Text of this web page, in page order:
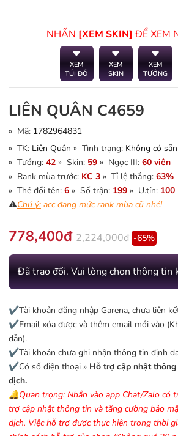
NHẤN [XEM SKIN] ĐỂ XEM
XEM
TÚI ĐỒ
XEM
SKIN
XEM
TƯỚNG
LIÊN QUÂN C4659
» Mã: 1782964831
» TK: Liên Quân » Tình trạng: Không có sẵn
» Tướng: 42 » Skin: 59 » Ngọc III: 60 viên
» Rank mùa trước: KC 3 » Tỉ lệ thắng: 63%
» Thẻ đổi tên: 6 » Số trận: 199 » U.tín: 100
⚠️Chú ý: acc đang mức rank mùa cũ nhé!
778,400đ 2,224,000đ -65%
Đã trao đổi. Vui lòng chọn thông tin
✔️Tài khoản đăng nhập Garena, chưa liên
✔️Email xóa được và thêm email mới vào
dẫn).
✔️Tài khoản chưa ghi nhận thông tin định
✔️Có số điện thoại » Hỗ trợ cập nhật
dịch.
🔔Quan trọng: Nhắn vào app Chat/Zalo có
trợ cập nhật thông tin và tăng cường bảo
dịch. Việc hỗ trợ được thực hiện trong thời